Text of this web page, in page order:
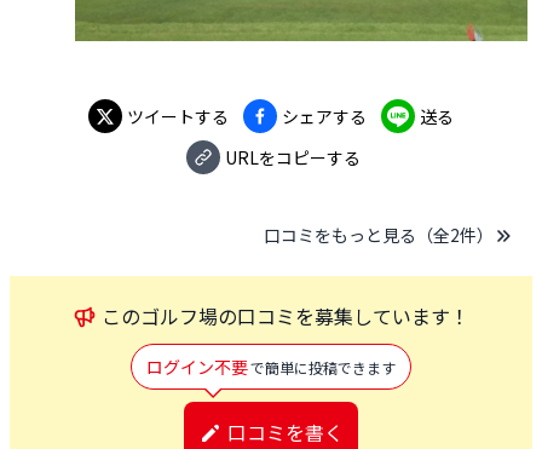
ツイートする シェアする
送る
URLをコピーする
口コミをもっと見る（全2件）
このゴルフ場の口コミを募集しています！
ログイン不要で簡単に投稿できます
口コミを書く